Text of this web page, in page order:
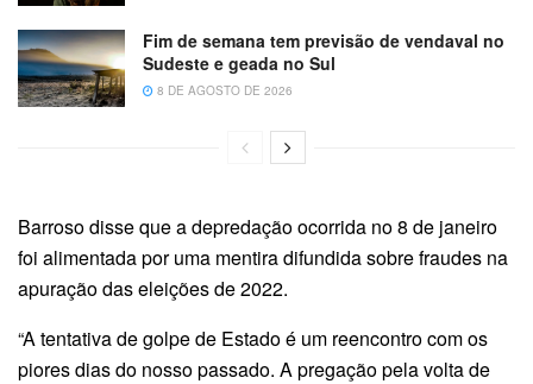
Fim de semana tem previsão de vendaval no
Sudeste e geada no Sul
8 DE AGOSTO DE 2026
Barroso disse que a depredação ocorrida no 8 de janeiro
foi alimentada por uma mentira difundida sobre fraudes na
apuração das eleições de 2022.
“A tentativa de golpe de Estado é um reencontro com os
piores dias do nosso passado. A pregação pela volta de